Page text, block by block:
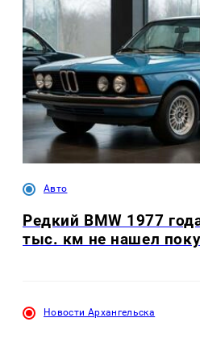
Авто
Редкий BMW 1977
тыс. км не нашел
Новости Архангельска